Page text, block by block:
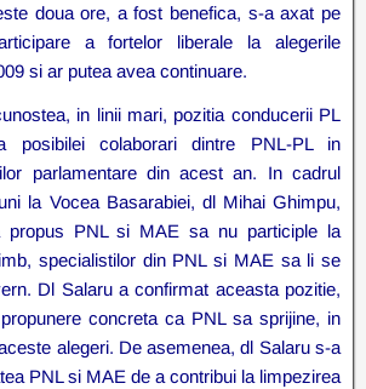
doua ore, a fost benefica, s-a axat pe
a fortelor liberale la alegerile
si ar putea avea continuare.
in linii mari, pozitia conducerii PL
posibilei colaborari dintre PNL-PL in
parlamentare din acest an. In cadrul
la Vocea Basarabiei, dl Mihai Ghimpu,
propus PNL si MAE sa nu participle la
specialistilor din PNL si MAE sa li se
Dl Salaru a confirmat aceasta pozitie,
concreta ca PNL sa sprijine, in
alegeri. De asemenea, dl Salaru s-a
PNL si MAE de a contribui la limpezirea